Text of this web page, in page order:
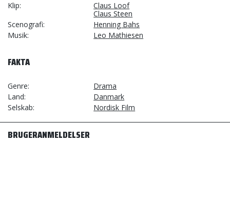
Klip
Claus Loof
Claus Steen
Scenografi
Henning Bahs
Musik
Leo Mathiesen
FAKTA
Genre
Drama
Land
Danmark
Selskab
Nordisk Film
BRUGERANMELDELSER